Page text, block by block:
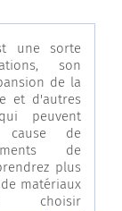
une sorte
son
de la
et d'autres
peuvent
cause de
de
plus
matériaux
choisir